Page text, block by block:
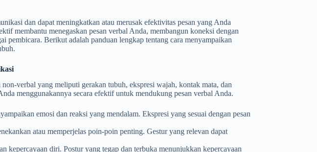
dan dapat meningkatkan atau merusak efektivitas pesan yang Anda
membantu menegaskan pesan verbal Anda, membangun koneksi dengan
pembicara. Berikut adalah panduan lengkap tentang cara menyampaikan
verbal yang meliputi gerakan tubuh, ekspresi wajah, kontak mata, dan
menggunakannya secara efektif untuk mendukung pesan verbal Anda.
emosi dan reaksi yang mendalam. Ekspresi yang sesuai dengan pesan
atau memperjelas poin-poin penting. Gestur yang relevan dapat
kepercayaan diri. Postur yang tegap dan terbuka menunjukkan kepercayaan